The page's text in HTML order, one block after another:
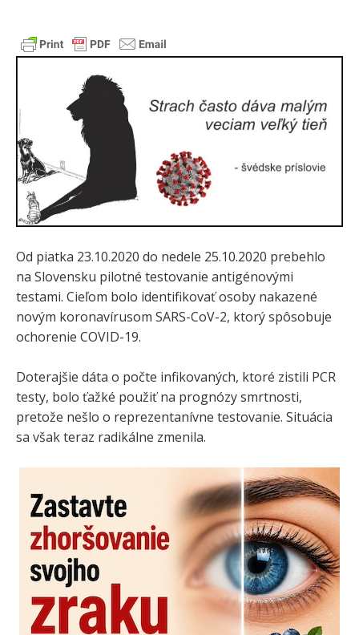
Od piatka 23.10.2020 do nedele 25.10.2020 prebehlo
na Slovensku pilotné testovanie antigénovými
testami. Cieľom bolo identifikovať osoby nakazené
novým koronavírusom SARS-CoV-2, ktorý spôsobuje
ochorenie COVID-19.
Doterajšie dáta o počte infikovaných, ktoré zistili PCR
testy, bolo ťažké použiť na prognózy smrtnosti,
pretože nešlo o reprezentanívne testovanie. Situácia
sa však teraz radikálne zmenila.